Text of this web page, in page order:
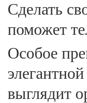
Сделать
поможет
Особое
выглядит